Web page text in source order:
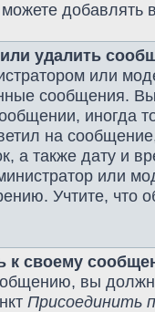
добавлять
удалить
или
сообщения.
иногда
на
а также дату и
или
Учтите, что
к своему
вы
Присоединить